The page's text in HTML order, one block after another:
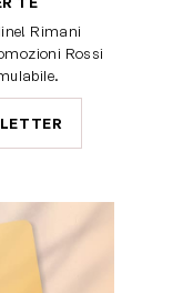
Rimani
Rossi